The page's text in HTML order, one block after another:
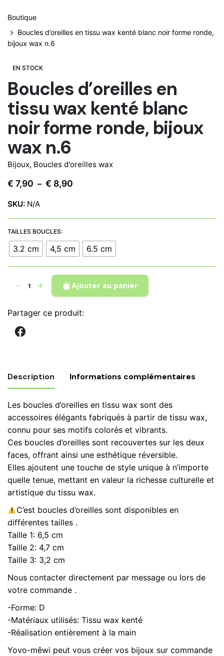
Boutique
Boucles d’oreilles en tissu wax kenté blanc noir forme ronde,
bijoux wax n.6
EN STOCK
Boucles d’oreilles en
tissu wax kenté blanc
noir forme ronde, bijoux
wax n.6
Bijoux, Boucles d'oreilles wax
€ 7,90 – € 8,90
€ 7,90
€ 8,90
SKU: N/A
TAILLES BOUCLES:
3.2 cm 4,5 cm 6.5 cm
d'oreilles
en
blanc
forme
ronde,
bijoux
wax
n.6
Ajouter au panier
Partager ce produit:
Description Informations complémentaires
Les boucles d’oreilles en tissu wax sont des
accessoires élégants fabriqués à partir de tissu wax,
connu pour ses motifs colorés et vibrants.
Ces boucles d’oreilles sont recouvertes sur les deux
faces, offrant ainsi une esthétique réversible.
Elles ajoutent une touche de style unique à n’importe
quelle tenue, mettant en valeur la richesse culturelle et
artistique du tissu wax.
C’est boucles d’oreilles sont disponibles en
différentes tailles .
Taille 1: 6,5 cm
Taille 2: 4,7 cm
Taille 3: 3,2 cm
Nous contacter directement par message ou lors de
votre commande .
-Forme: D
-Matériaux utilisés: Tissu wax kenté
-Réalisation entièrement à la main
Yovo-mêwi peut vous créer vos bijoux sur commande
0,21 kg
Tailles
Boucles
3.2 cm, 4,5 cm, 6.5 cm